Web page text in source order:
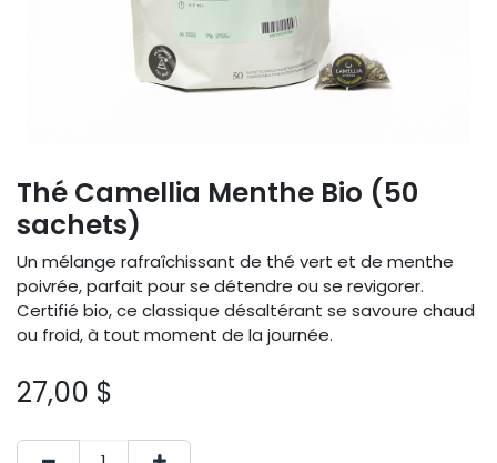
Thé Camellia Menthe Bio (50
sachets)
Un mélange rafraîchissant de thé vert et de menthe
poivrée, parfait pour se détendre ou se revigorer.
Certifié bio, ce classique désaltérant se savoure chaud
ou froid, à tout moment de la journée.
27,00 $